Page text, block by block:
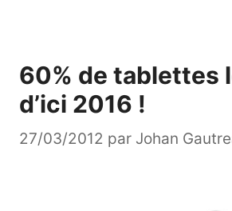
60% de tablettes
d’ici 2016 !
27/03/2012 par Johan